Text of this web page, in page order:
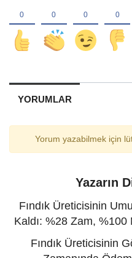
YORUMLAR
Yorum yazabilmek için
Yazarın
Fındık Üreticisinin
Kaldı: %28 Zam,
Fındık Üreticisinin